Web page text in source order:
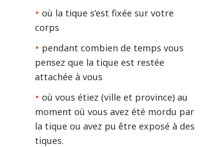
où la tique s’est fixée sur votre
corps
pendant combien de temps vous
pensez que la tique est restée
attachée à vous
où vous étiez (ville et province) au
moment où vous avez été mordu par
la tique ou avez pu être exposé à des
tiques.